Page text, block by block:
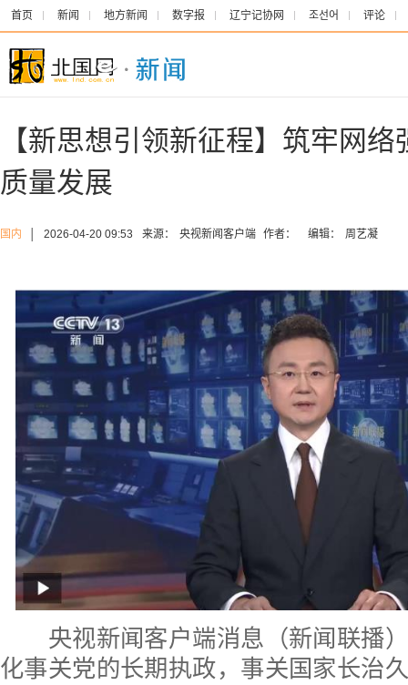
首页 新闻 地方新闻 数字报 辽宁记协网 조선어 评论
【新思想引领新征程】筑牢网
质量发展
国内 2026-04-20 09:53 来源： 央视新闻客户端 作者： 编辑： 周艺凝
央视新闻客户端消息（新闻联播）
化事关党的长期执政，事关国家长治